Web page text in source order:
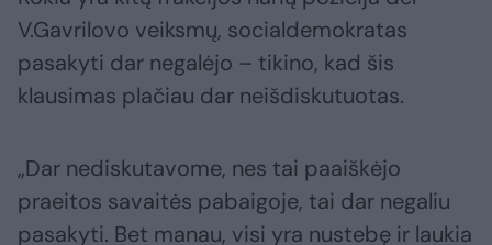
V.Gavrilovo veiksmų, socialdemokratas
pasakyti dar negalėjo – tikino, kad šis
klausimas plačiau dar neišdiskutuotas.
„Dar nediskutavome, nes tai paaiškėjo
praeitos savaitės pabaigoje, tai dar negaliu
pasakyti. Bet manau, visi yra nustebę ir laukia